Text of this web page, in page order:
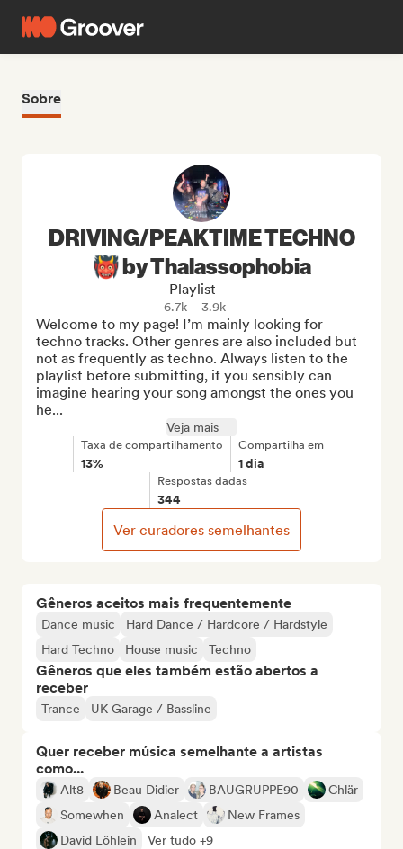
Sobre
Gêneros aceitos mais frequentemente
Dance music
Hard Dance / Hardcore / Hardstyle
Hard Techno
House music Techno
Gêneros que eles também estão abertos a
receber
Trance UK Garage / Bassline
Quer receber música semelhante a artistas
como...
Alt8 Beau Didier BAUGRUPPE90
Chlär
Somewhen
Analect
New Frames
David Löhlein
Ver tudo +9
DRIVING/PEAKTIME TECHNO
👹 by Thalassophobia
Playlist
6.7k 3.9k
Welcome to my page! I’m mainly looking for
techno tracks. Other genres are also included but
not as frequently as techno. Always listen to the
playlist before submitting, if you sensibly can
imagine hearing your song amongst the ones you
he...
Veja mais
Taxa de compartilhamento
13%
Compartilha em
1 dia
Respostas dadas
344
Ver curadores semelhantes